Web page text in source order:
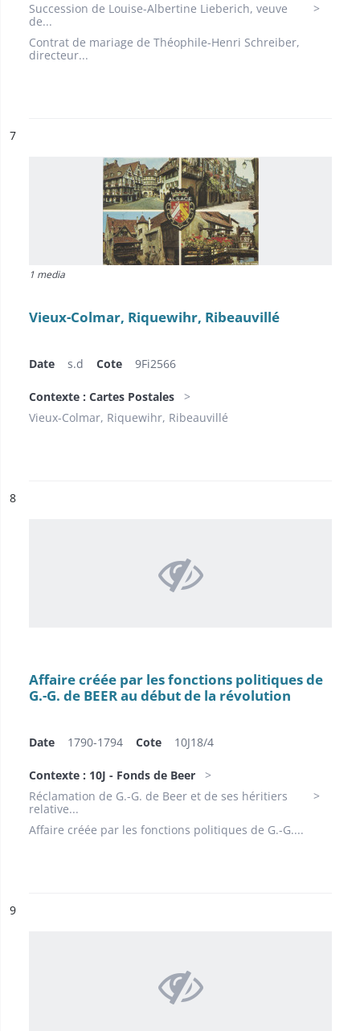
Succession de Louise-Albertine Lieberich, veuve
de...
Contrat de mariage de Théophile-Henri Schreiber,
directeur...
n°
7
1 media
Vieux-Colmar, Riquewihr, Ribeauvillé
Date s.d Cote 9Fi2566
Contexte : Cartes Postales
Vieux-Colmar, Riquewihr, Ribeauvillé
n°
8
Affaire créée par les fonctions politiques de
G.-G. de BEER au début de la révolution
Date 1790-1794 Cote 10J18/4
Contexte : 10J - Fonds de Beer
Réclamation de G.-G. de Beer et de ses héritiers
relative...
Affaire créée par les fonctions politiques de G.-G....
n°
9